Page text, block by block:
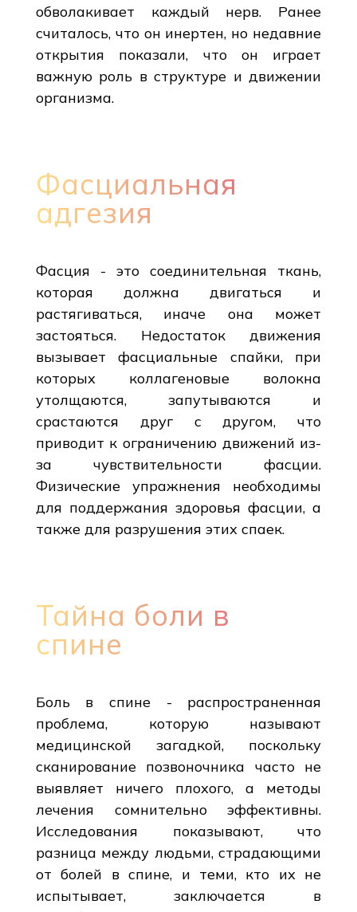
обволакивает каждый нерв. Ранее
считалось, что он инертен, но недавние
открытия показали, что он играет
важную роль в структуре и движении
организма.
Фасциальная
адгезия
Фасция - это соединительная ткань,
которая должна двигаться и
растягиваться, иначе она может
застояться. Недостаток движения
вызывает фасциальные спайки, при
которых коллагеновые волокна
утолщаются, запутываются и
срастаются друг с другом, что
приводит к ограничению движений из-
за чувствительности фасции.
Физические упражнения необходимы
для поддержания здоровья фасции, а
также для разрушения этих спаек.
Тайна боли в
спине
Боль в спине - распространенная
проблема, которую называют
медицинской загадкой, поскольку
сканирование позвоночника часто не
выявляет ничего плохого, а методы
лечения сомнительно эффективны.
Исследования показывают, что
разница между людьми, страдающими
от болей в спине, и теми, кто их не
испытывает, заключается в